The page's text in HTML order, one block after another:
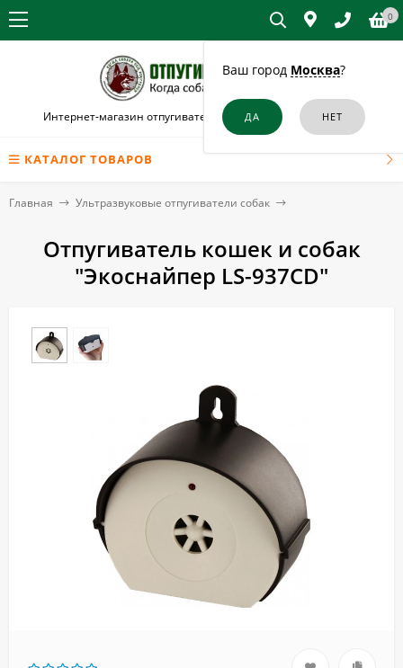
Ваш город Москва?
0
Интернет-магазин отпугивателей собак и кошек в Абакане
КАТАЛОГ ТОВАРОВ
Главная Ультразвуковые отпугиватели собак
Отпугиватель кошек и собак
"Экоснайпер LS-937CD"